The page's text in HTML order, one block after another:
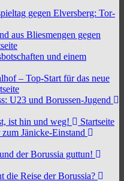
gegen Elversberg: Tor-
aus Bliesmengen gegen
und einem
– Top-Start für das neue
U23 und Borussen-Jugend
ist hin und weg!
Startseite
Jänicke-Einstand
der Borussia guttun!
die Reise der Borussia?